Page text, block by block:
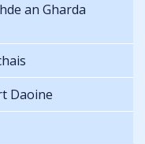
an Gharda
Daoine